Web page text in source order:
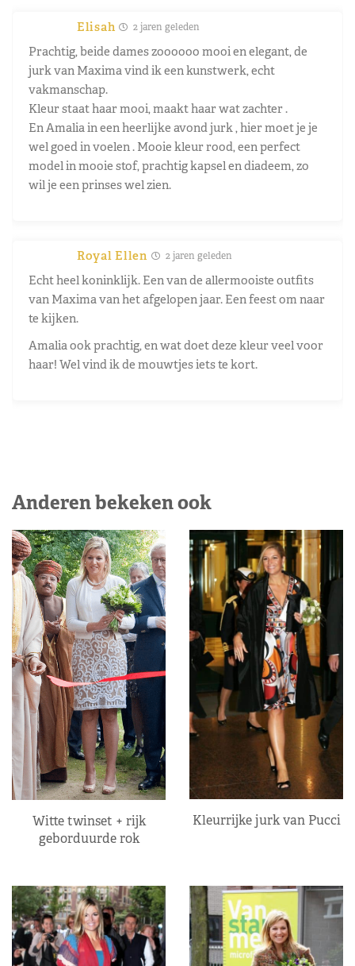
Elisah 2 jaren geleden
Prachtig, beide dames zoooooo mooi en elegant, de
jurk van Maxima vind ik een kunstwerk, echt
vakmanschap.
Kleur staat haar mooi, maakt haar wat zachter .
En Amalia in een heerlijke avond jurk , hier moet je je
wel goed in voelen . Mooie kleur rood, een perfect
model in mooie stof, prachtig kapsel en diadeem, zo
wil je een prinses wel zien.
Royal Ellen 2 jaren geleden
Echt heel koninklijk. Een van de allermooiste outfits
van Maxima van het afgelopen jaar. Een feest om naar
te kijken.
Amalia ook prachtig, en wat doet deze kleur veel voor
haar! Wel vind ik de mouwtjes iets te kort.
Anderen bekeken ook
Witte twinset + rijk
geborduurde rok
Kleurrijke jurk van Pucci